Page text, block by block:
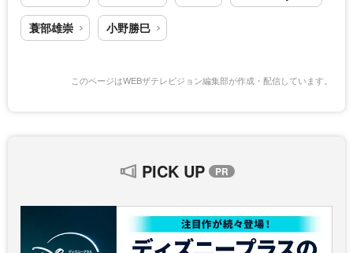
蓑部雄崇 小野勝巳
このページはWEBザテレビジョン編集部が作成・配信しています。
PICK UP